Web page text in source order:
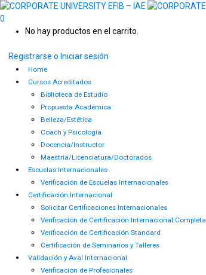
0
No hay productos en el carrito.
Registrarse o Iniciar sesión
Home
Cursos Acreditados
Biblioteca de Estudio
Propuesta Académica
Belleza/Estética
Coach y Psicología
Docencia/Instructor
Maestría/Licenciatura/Doctorados
Escuelas Internacionales
Verificación de Escuelas Internacionales
Certificación Internacional
Solicitar Certificaciones Internacionales
Verificación de Certificación Internacional Completa
Verificación de Certificación Standard
Certificación de Seminarios y Talleres
Validación y Aval Internacional
Verificación de Profesionales